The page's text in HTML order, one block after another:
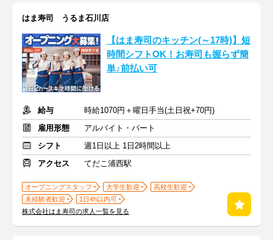
はま寿司 うるま石川店
【はま寿司のキッチン(～17時)】短
時間シフトOK！お寿司も握らず簡
単♪前払い可
給与
時給1070円＋曜日手当(土日祝+70円)
雇用形態
アルバイト・パート
シフト
週1日以上 1日2時間以上
アクセス
てだこ浦西駅
オープニングスタッフ 大学生歓迎
高校生歓迎
未経験者歓迎
1日4h以内可
株式会社はま寿司の求人一覧を見る